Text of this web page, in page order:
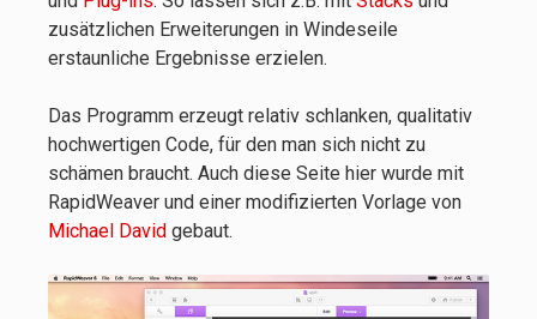
zusätzlichen Erweiterungen in Windeseile
erstaunliche Ergebnisse erzielen.
Das Programm erzeugt relativ schlanken, qualitativ
hochwertigen Code, für den man sich nicht zu
schämen braucht. Auch diese Seite hier wurde mit
RapidWeaver und einer modifizierten Vorlage von
Michael David gebaut.